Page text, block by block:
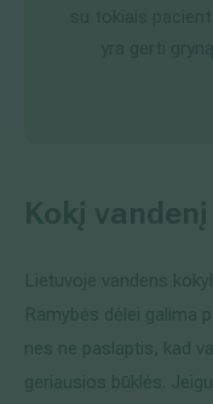
Kokį
Lietuvoje vandens
Ramybės dėlei galima
nes ne paslaptis, kad
geriausios būklės.